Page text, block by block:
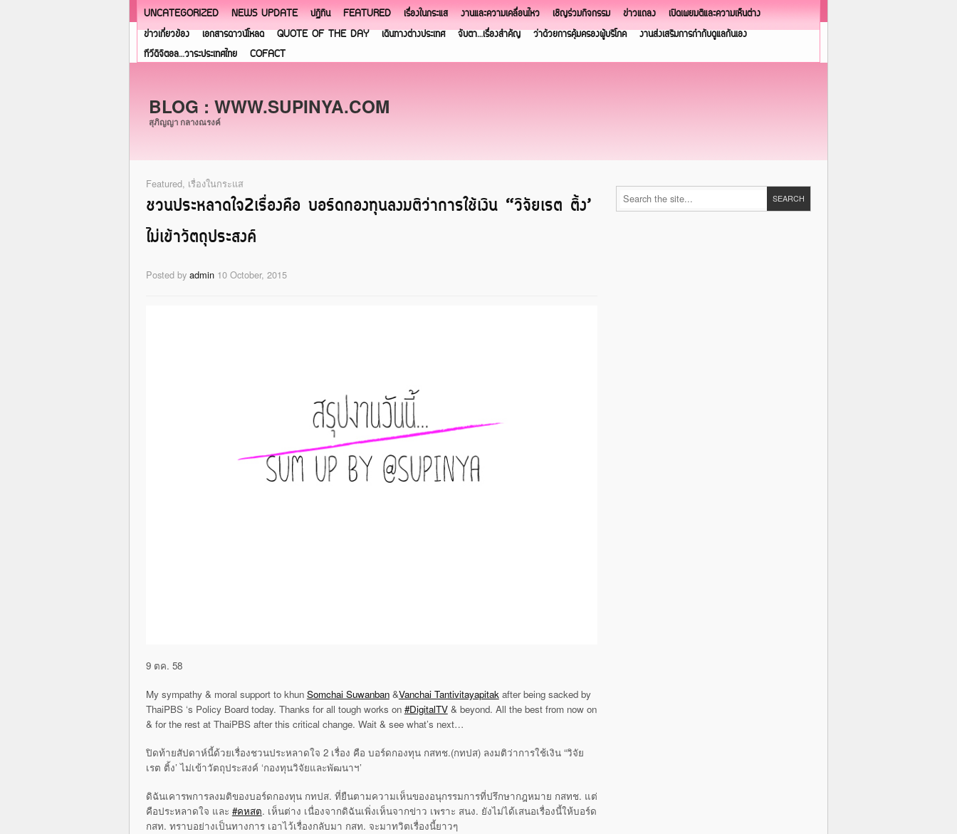
UNCATEGORIZED NEWS UPDATE ปฏิทิน FEATURED เรื่องในกระแส งานและความเคลื่อนไหว เชิญร่วมกิจกรรม ข่าวแถลง
เปิดเผยมติและความเห็นต่าง
ข่าวเกี่ยวข้อง
เอกสารดาวน์โหลด QUOTE OF THE DAY เดินทางต่างประเทศ จับตา…เรื่องสำคัญ ว่าด้วยการคุ้มครองผู้บริโภค
งานส่งเสริมการกำกับดูแลกันเอง
ทีวีดิจิตอล…วาระประเทศไทย
COFACT
BLOG : WWW.SUPINYA.COM
สุภิญญา กลางณรงค์
Featured, เรื่องในกระแส
ชวนประหลาดใจ2เรื่องคือ บอร์ดกองทุนลงมติว่าการใช้เงิน “วิจัยเรต ติ้ง’
ไม่เข้าวัตถุประสงค์
Posted by admin 10 October, 2015
9 ตค. 58
My sympathy & moral support to khun Somchai Suwanban&Vanchai Tantivitayapitakafter being sacked by
ThaiPBS ‘s Policy Board today. Thanks for all tough works on ‪#‎DigitalTV& beyond. All the best from now on
& for the rest at ThaiPBS after this critical change. Wait & see what’s next…
ปิดท้ายสัปดาห์นี้ด้วยเรื่องชวนประหลาดใจ 2 เรื่อง คือ บอร์ดกองทุน กสทช.(กทปส) ลงมติว่าการใช้เงิน “วิจัย
เรต ติ้ง’ ไม่เข้าวัตถุประสงค์ ‘กองทุนวิจัยและพัฒนาฯ’
ดิฉันเคารพการลงมติของบอร์ดกองทุน กทปส. ที่ยืนตามความเห็นของอนุกรรมการที่ปรึกษากฎหมาย กสทช. แต่
คือประหลาดใจ และ ‪#‎คหสต. เห็นต่าง เนื่องจากดิฉันเพิ่งเห็นจากข่าว เพราะ สนง. ยังไม่ได้เสนอเรื่องนี้ให้บอร์ด
กสท. ทราบอย่างเป็นทางการ เอาไว้เรื่องกลับมา กสท. จะมาทวิตเรื่องนี้ยาวๆ